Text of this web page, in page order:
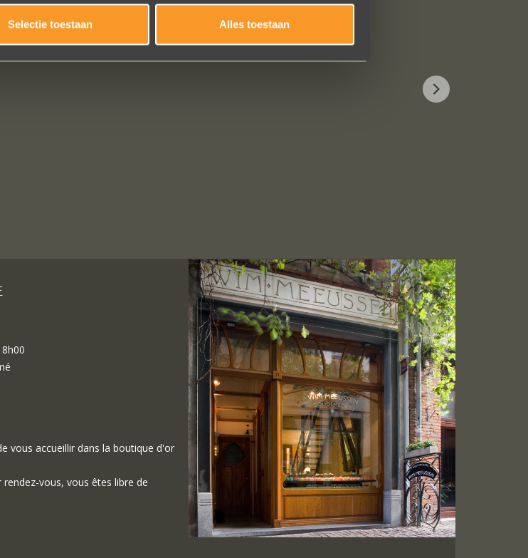
Selectie toestaan Alles toestaan
vous accueillir dans la boutique d'or
vous, vous êtes libre de